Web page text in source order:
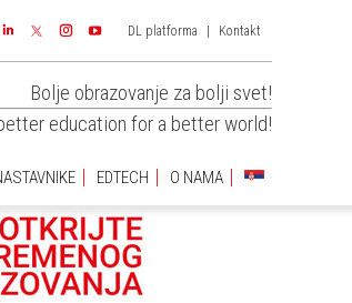
Linkedin Instagram
DL platforma Kontakt
Bolje obrazovanje za bolji svet!
education for a better world!
EDTECH O NAMA
EDTECH O NAMA